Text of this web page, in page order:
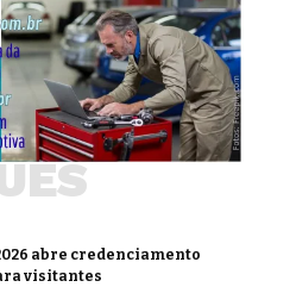
abre credenciamento
visitantes